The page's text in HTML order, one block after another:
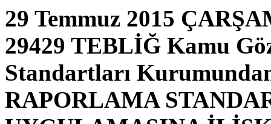
29 Temmuz 2015
29429 TEBLİĞ Kamu
Standartları
RAPORLAMA